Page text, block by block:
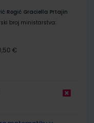
Rogić Graciella Prtajin
broj ministarstva:
€